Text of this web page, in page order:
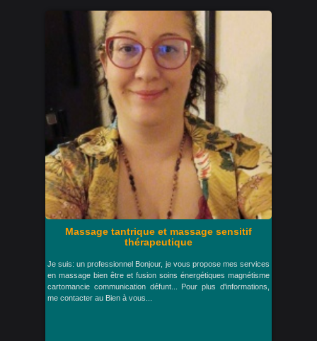
Massage tantrique et massage sensitif
thérapeutique
Je suis: un professionnel Bonjour, je vous propose mes services
en massage bien être et fusion soins énergétiques magnétisme
cartomancie communication défunt... Pour plus d'informations,
me contacter au Bien à vous...